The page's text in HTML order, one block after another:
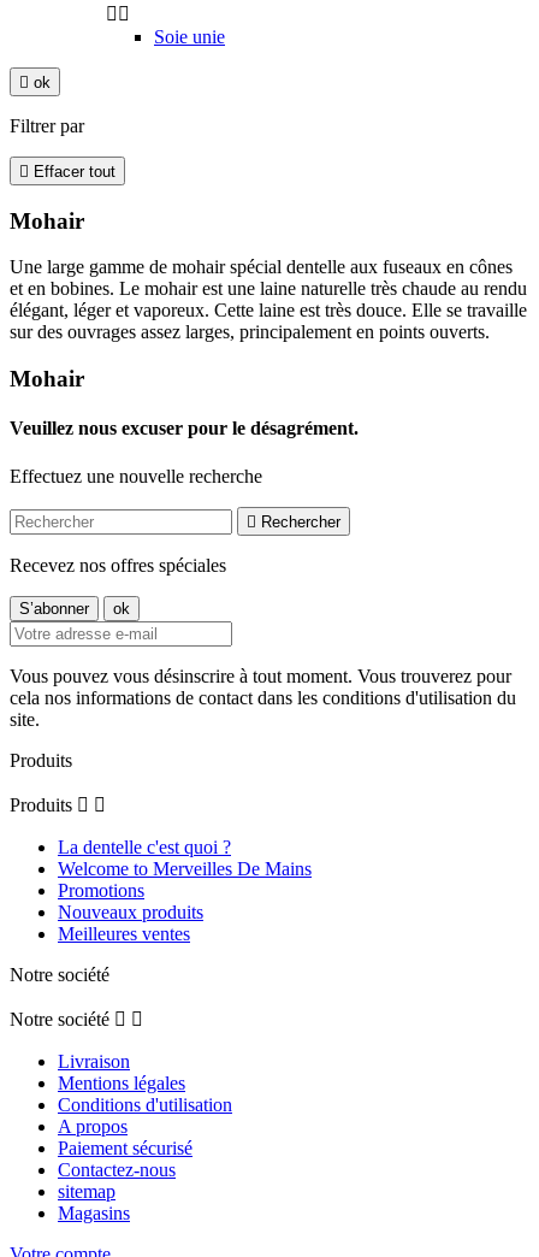
 
Soie unie
 ok
Filtrer par
 Effacer tout
Mohair
Une large gamme de mohair spécial dentelle aux fuseaux en cônes
et en bobines. Le mohair est une laine naturelle très chaude au rendu
élégant, léger et vaporeux. Cette laine est très douce. Elle se travaille
sur des ouvrages assez larges, principalement en points ouverts.
Mohair
Veuillez nous excuser pour le désagrément.
Effectuez une nouvelle recherche
 Rechercher
Recevez nos offres spéciales
Vous pouvez vous désinscrire à tout moment. Vous trouverez pour
cela nos informations de contact dans les conditions d'utilisation du
site.
Produits
Produits  
La dentelle c'est quoi ?
Welcome to Merveilles De Mains
Promotions
Nouveaux produits
Meilleures ventes
Notre société
Notre société  
Livraison
Mentions légales
Conditions d'utilisation
A propos
Paiement sécurisé
Contactez-nous
sitemap
Magasins